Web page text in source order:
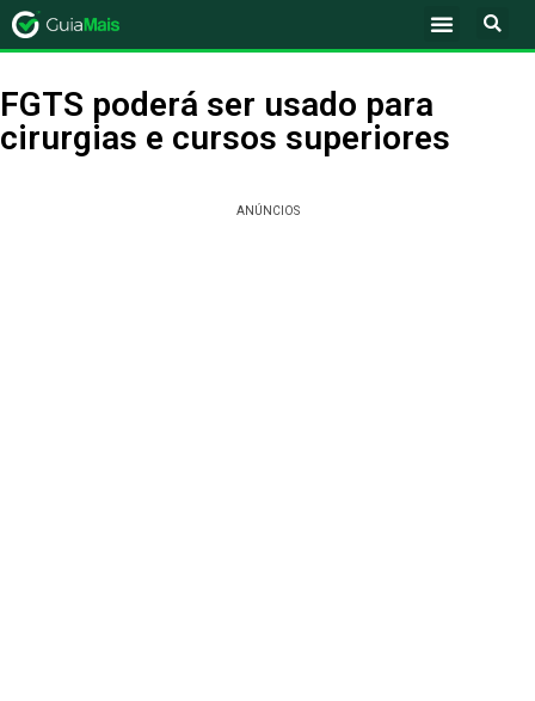
FGTS poderá ser usado para
cirurgias e cursos superiores
ANÚNCIOS